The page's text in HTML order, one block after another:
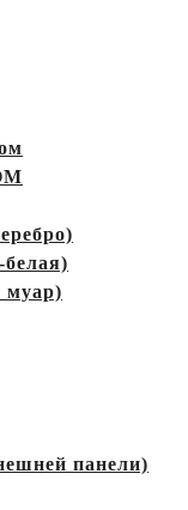
муар)
панели)